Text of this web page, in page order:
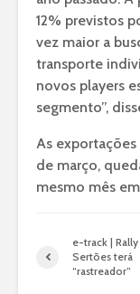
12% previstos
vez maior a
transporte
novos players
segmento”,
As exportações
de março,
mesmo mês
e-track |
Sertões terá
“rastreador”